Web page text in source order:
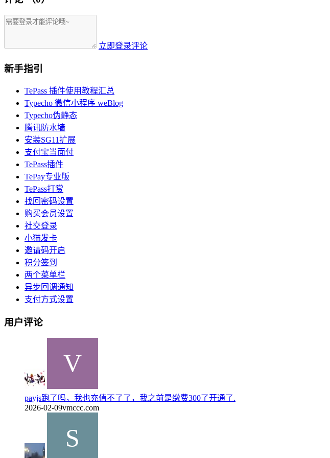
立即登录评论
新手指引
TePass 插件使用教程汇总
Typecho 微信小程序 weBlog
Typecho伪静态
腾讯防水墙
安装SG11扩展
支付宝当面付
TePass插件
TePay专业版
TePass打赏
找回密码设置
购买会员设置
社交登录
小猫发卡
邀请码开启
积分签到
两个菜单栏
异步回调通知
支付方式设置
用户评论
payjs跑了吗，我也充值不了了，我之前是缴费300了开通了.
2026-02-09vmccc.com